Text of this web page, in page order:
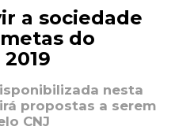
a sociedade
do
nesta
propostas a serem
CNJ